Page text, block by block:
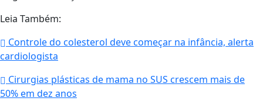
Leia Também:
Controle do colesterol deve começar na infância, alerta
cardiologista
Cirurgias plásticas de mama no SUS crescem mais de
50% em dez anos